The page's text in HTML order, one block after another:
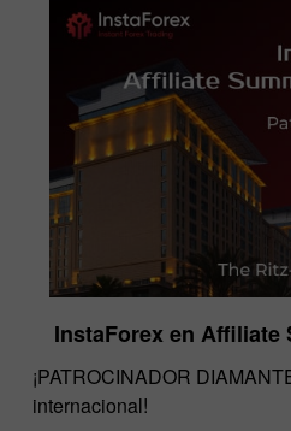
InstaForex en Affiliate
¡PATROCINADOR
internacional!